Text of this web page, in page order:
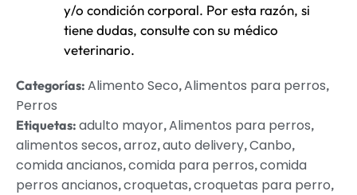
y/o condición corporal. Por esta razón, si
tiene dudas, consulte con su médico
veterinario.
Categorías: Alimento Seco,Alimentos para perros,
Perros
Etiquetas: adulto mayor,Alimentos para perros,
alimentos secos,arroz,auto delivery,Canbo,
comida ancianos,comida para perros,comida
perros ancianos,croquetas,croquetas para perro,